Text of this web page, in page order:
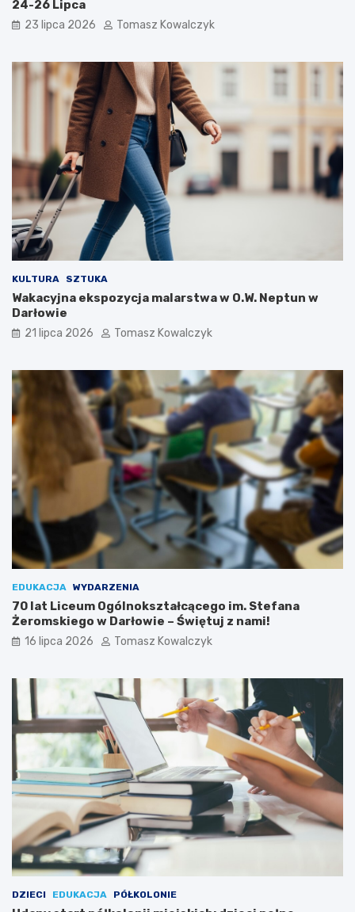
24-26 Lipca
23 lipca 2026 Tomasz Kowalczyk
KULTURA SZTUKA
Wakacyjna ekspozycja malarstwa w O.W. Neptun w
Darłowie
21 lipca 2026 Tomasz Kowalczyk
EDUKACJA WYDARZENIA
70 lat Liceum Ogólnokształcącego im. Stefana
Żeromskiego w Darłowie – Świętuj z nami!
16 lipca 2026 Tomasz Kowalczyk
DZIECI EDUKACJA PÓŁKOLONIE